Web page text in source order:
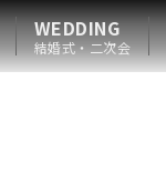
WEDDING
結婚式・二次会